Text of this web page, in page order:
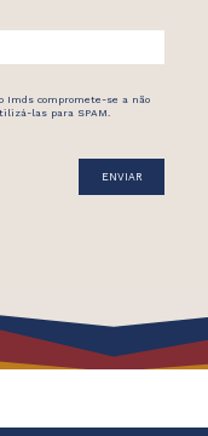
Imds compromete-se a não
las para SPAM.